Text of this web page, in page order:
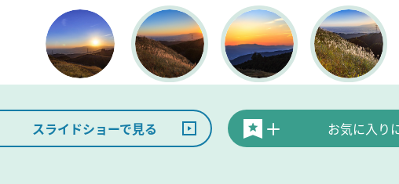
スライドショーで見る お気に入り